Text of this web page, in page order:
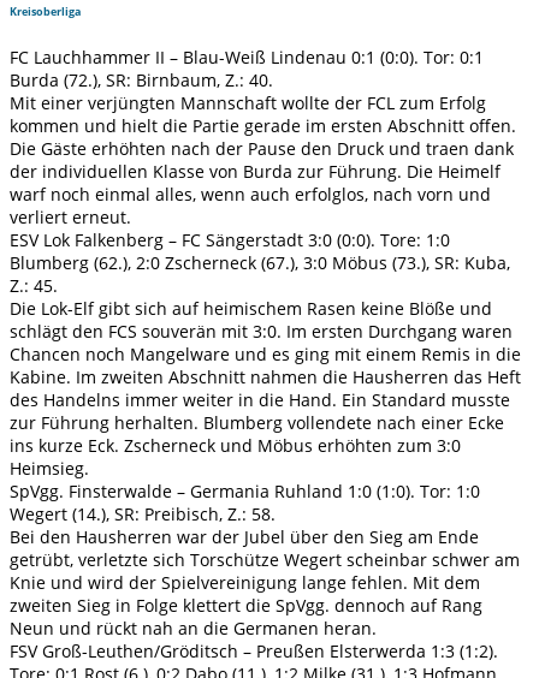
Kreisoberliga
FC Lauchhammer II – Blau-Weiß Lindenau 0:1 (0:0). Tor: 0:1
Burda (72.), SR: Birnbaum, Z.: 40.
Mit einer verjüngten Mannschaft wollte der FCL zum Erfolg
kommen und hielt die Partie gerade im ersten Abschnitt offen.
Die Gäste erhöhten nach der Pause den Druck und traen dank
der individuellen Klasse von Burda zur Führung. Die Heimelf
warf noch einmal alles, wenn auch erfolglos, nach vorn und
verliert erneut.
ESV Lok Falkenberg – FC Sängerstadt 3:0 (0:0). Tore: 1:0
Blumberg (62.), 2:0 Zscherneck (67.), 3:0 Möbus (73.), SR: Kuba,
Z.: 45.
Die Lok-Elf gibt sich auf heimischem Rasen keine Blöße und
schlägt den FCS souverän mit 3:0. Im ersten Durchgang waren
Chancen noch Mangelware und es ging mit einem Remis in die
Kabine. Im zweiten Abschnitt nahmen die Hausherren das Heft
des Handelns immer weiter in die Hand. Ein Standard musste
zur Führung herhalten. Blumberg vollendete nach einer Ecke
ins kurze Eck. Zscherneck und Möbus erhöhten zum 3:0
Heimsieg.
SpVgg. Finsterwalde – Germania Ruhland 1:0 (1:0). Tor: 1:0
Wegert (14.), SR: Preibisch, Z.: 58.
Bei den Hausherren war der Jubel über den Sieg am Ende
getrübt, verletzte sich Torschütze Wegert scheinbar schwer am
Knie und wird der Spielvereinigung lange fehlen. Mit dem
zweiten Sieg in Folge klettert die SpVgg. dennoch auf Rang
Neun und rückt nah an die Germanen heran.
FSV Groß-Leuthen/Gröditsch – Preußen Elsterwerda 1:3 (1:2).
Tore: 0:1 Rost (6.), 0:2 Dabo (11.), 1:2 Milke (31.), 1:3 Hofmann